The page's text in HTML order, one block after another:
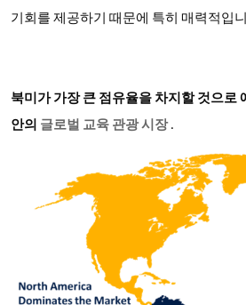
기회를 제공하기 때문에 특히 매력적입
북미가 가장 큰 점유율을 차지할 것으로
안의 글로벌 교육 관광 시장 .